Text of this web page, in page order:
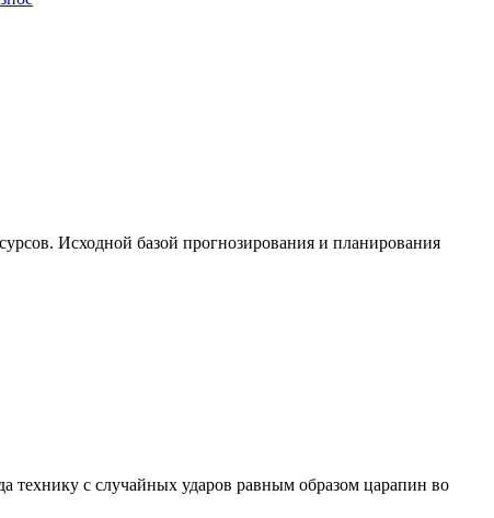
Исходной базой прогнозирования и планирования
технику с случайных ударов равным образом царапин во